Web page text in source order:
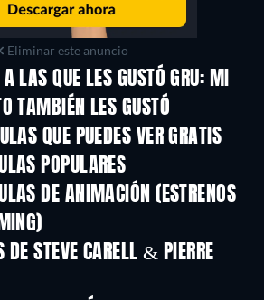
Eliminar este anuncio
LAS QUE LES GUSTÓ GRU: MI
TAMBIÉN LES GUSTÓ
QUE PUEDES VER GRATIS
POPULARES
DE ANIMACIÓN (ESTRENOS
Magical
DE STEVE CARELL & PIERRE